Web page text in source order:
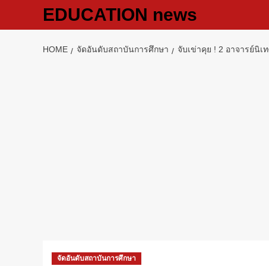
EDUCATION news
HOME จัดอันดับสถาบันการศึกษา จับเข่าคุย ! 2 อาจารย์นิเ
จัดอันดับสถาบันการศึกษา